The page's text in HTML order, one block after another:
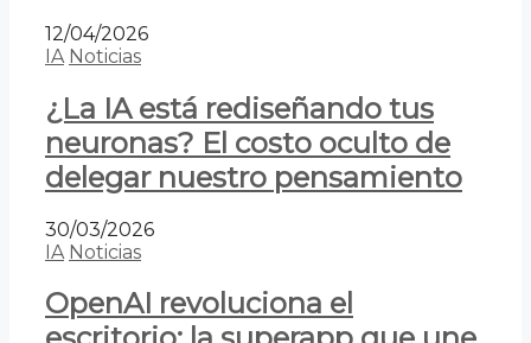
12/04/2026
IA Noticias
¿La IA está rediseñando tus
neuronas? El costo oculto de
delegar nuestro pensamiento
30/03/2026
IA Noticias
OpenAI revoluciona el